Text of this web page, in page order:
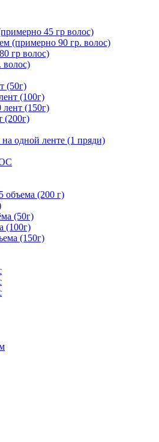
45 гр волос)
(примерно 90 гр. волос)
гр волос)
волос)
(50г)
(100г)
(150г)
(200г)
одной ленте (1 пряди)
объема (200 г)
(50г)
(100г)
(150г)